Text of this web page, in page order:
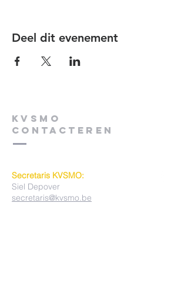
Deel dit evenement
KVSMO
contacteren
Secretaris KVSMO:
Siel Depover
secretaris@kvsmo.be